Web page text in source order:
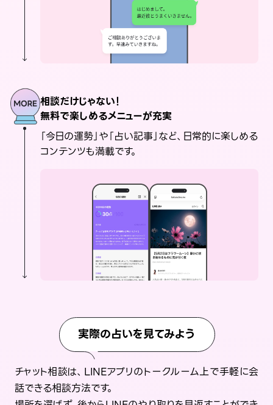
相談だけじゃない！
無料で楽しめるメニューが充実
「今日の運勢」や「占い記事」など、日常的に楽しめる
コンテンツも満載です。
実際の占いを見てみよう
チャット相談は、LINEアプリのトークルーム上で手軽に会
話できる相談方法です。